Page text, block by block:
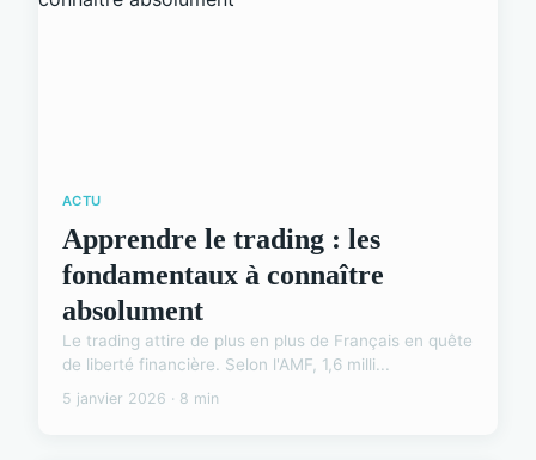
ACTU
Apprendre le trading : les
fondamentaux à connaître
absolument
Le trading attire de plus en plus de Français en quête
de liberté financière. Selon l'AMF, 1,6 milli...
5 janvier 2026 · 8 min